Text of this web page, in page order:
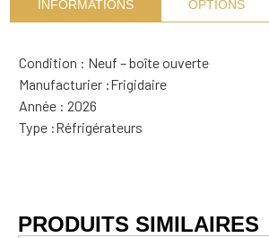
INFORMATIONS OPTIONS
Condition : Neuf – boîte ouverte
Manufacturier :Frigidaire
Année : 2026
Type :Réfrigérateurs
PRODUITS SIMILAIRES